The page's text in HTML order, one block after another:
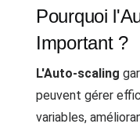
Pourquoi
Important ?
L'Auto-scaling
peuvent gérer
variables,